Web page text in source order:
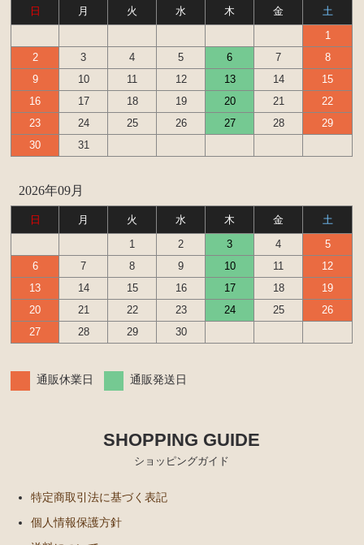
日 月 火 水 木 金
土
1
2
3 4 5 6 7
8
9
10 11 12 13 14
15
16
17 18 19 20 21
22
23
24 25 26 27 28
29
30
31
2026年09月
日 月 火 水 木 金
土
1
2 3 4
5
6
7 8 9 10 11
12
13
14 15 16 17 18
19
20
21 22 23 24 25
26
27
28 29 30
通販休業日 通販発送日
SHOPPING GUIDE
ショッピングガイド
特定商取引法に基づく表記
個人情報保護方針